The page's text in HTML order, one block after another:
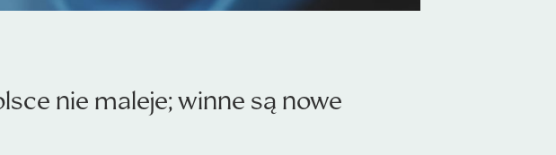
nie maleje; winne są nowe